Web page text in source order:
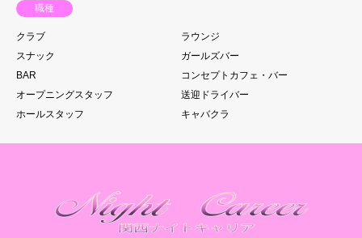
職種
クラブ
ラウンジ
スナック
ガールズバー
BAR
コンセプトカフェ・バー
オープニングスタッフ
送迎ドライバー
ホールスタッフ
キャバクラ